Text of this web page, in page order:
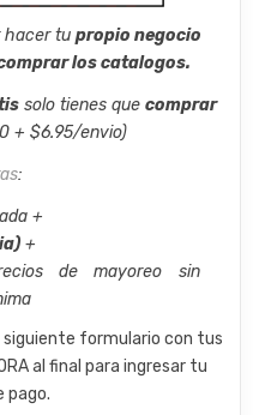
hacer tu propio negocio
los catalogos.
solo tienes que comprar
+ $6.95/envio)
:
+
+
de mayoreo sin
formulario con tus
al final para ingresar tu
pago.